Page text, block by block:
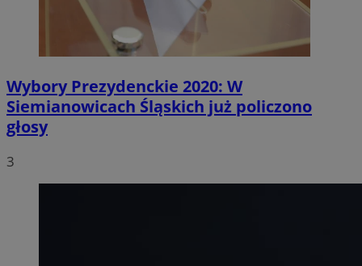
Wybory Prezydenckie 2020: W
Siemianowicach Śląskich już policzono
głosy
3